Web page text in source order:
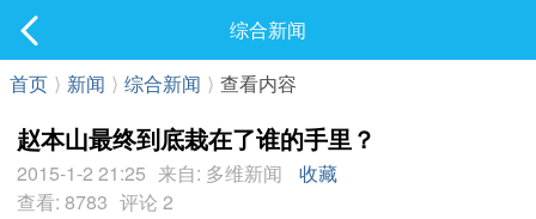
最新发表
综合新闻
首页 ⟩ 新闻 ⟩ 综合新闻 ⟩ 查看内容
赵本山最终到底栽在了谁的手里？
2015-1-2 21:25 来自: 多维新闻
收藏
查看: 8783 评论 2